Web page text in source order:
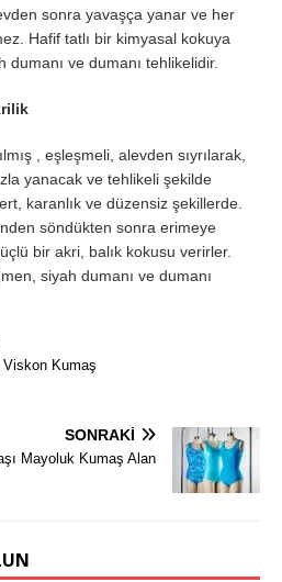
sonra yavaşça yanar ve her
Hafif tatlı bir kimyasal kokuya
dumanı ve dumanı tehlikelidir.
, eşleşmeli, alevden sıyrılarak,
yanacak ve tehlikeli şekilde
karanlık ve düzensiz şekillerde.
söndükten sonra erimeye
bir akri, balık kokusu verirler.
siyah dumanı ve dumanı
Kumaş
SONRAKI
Mayoluk Kumaş Alan